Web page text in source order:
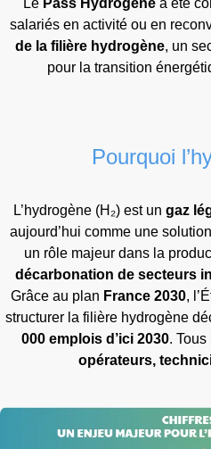
Le Pass Hydrogènea été
salariés en activité ou en
de la filière hydrogène, un
pour la transition
Pourquoi
L’hydrogène (H₂) est un gaz
aujourd’hui comme une
un rôle majeur dans la
décarbonation de secteurs
Grâce au plan France 2030,
structurer la filière hydrogène
000 emplois d’ici 2030.
opérateurs,